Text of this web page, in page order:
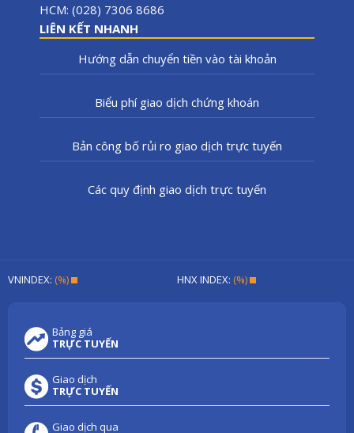
HCM: (028) 7306 8686
LIÊN KẾT NHANH
Hướng dẫn chuyển tiền vào tài khoản
Biểu phí giao dịch chứng khoán
Bản công bố rủi ro giao dịch trực tuyến
Các quy định giao dịch trực tuyến
VNINDEX: (%) HNX INDEX: (%)
Bảng giá
TRỰC TUYẾN
Giao dịch
TRỰC TUYẾN
Giao dịch qua